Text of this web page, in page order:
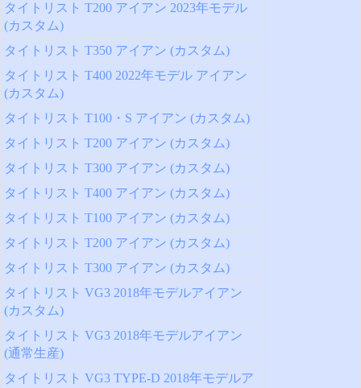
タイトリスト T200 アイアン 2023年モデル
(カスタム)
タイトリスト T350 アイアン (カスタム)
タイトリスト T400 2022年モデル アイアン
(カスタム)
タイトリスト T100・S アイアン (カスタム)
タイトリスト T200 アイアン (カスタム)
タイトリスト T300 アイアン (カスタム)
タイトリスト T400 アイアン (カスタム)
タイトリスト T100 アイアン (カスタム)
タイトリスト T200 アイアン (カスタム)
タイトリスト T300 アイアン (カスタム)
タイトリスト VG3 2018年モデルアイアン
(カスタム)
タイトリスト VG3 2018年モデルアイアン
(通常生産)
タイトリスト VG3 TYPE-D 2018年モデルア